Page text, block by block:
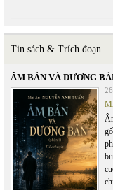
Tin sách & Trích đoạn
ÂM BẢN VÀ DƯƠNG